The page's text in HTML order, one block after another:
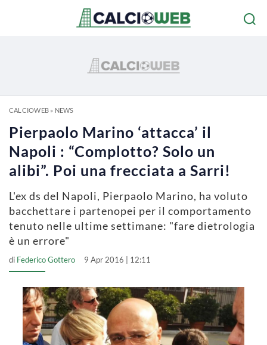
CALCIOWEB» NEWS
Pierpaolo Marino ‘attacca’ il
Napoli : “Complotto? Solo un
alibi”. Poi una frecciata a Sarri!
L'ex ds del Napoli, Pierpaolo Marino, ha voluto
bacchettare i partenopei per il comportamento
tenuto nelle ultime settimane: "fare dietrologia
è un errore"
di Federico Gottero 9 Apr 2016 | 12:11